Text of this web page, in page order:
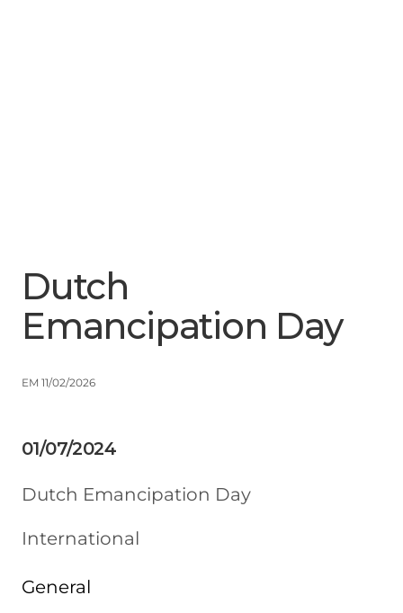
Dutch
Emancipation Day
EM 11/02/2026
01/07/2024
Dutch Emancipation Day
International
General